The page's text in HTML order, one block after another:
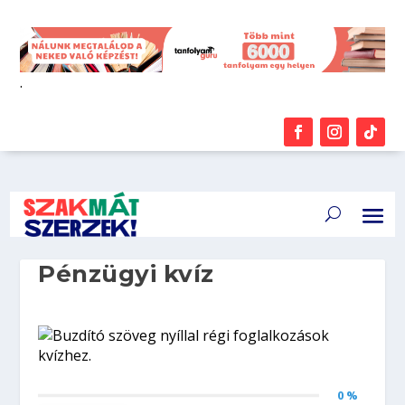
.
Pénzügyi kvíz
0 %